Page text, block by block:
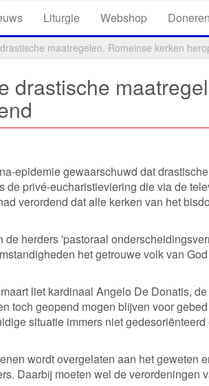
Liturgie Webshop Doneren
maatregelen. Romeinse kerken
drastische
epidemie gewaarschuwd dat
de privé-eucharistieviering die via de
verordend dat alle kerken van het
herders 'pastoraal
het getrouwe volk van
liet kardinaal Angelo De Donatis,
toch geopend mogen blijven voor
situatie immers niet
wordt overgelaten aan het geweten
Daarbij moeten wel de verordeningen